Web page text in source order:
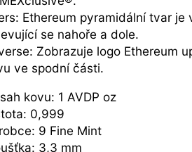
Ethereum pyramidální tvar
se nahoře a dole.
Zobrazuje logo Ethereum
ve spodní části.
kovu: 1 AVDP oz
0,999
9 Fine Mint
3,3 mm